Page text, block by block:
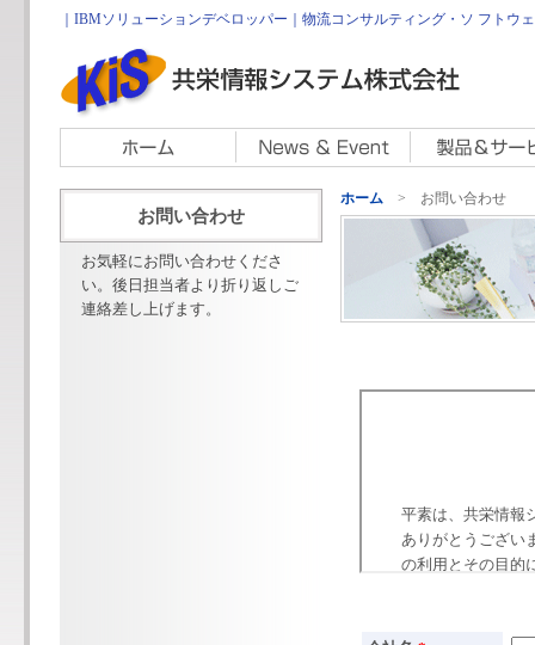
｜IBMソリューションデベロッパー｜物流コンサルティング・ソ フトウ
お問い合わせ
お気軽にお問い合わせくださ
い。後日担当者より折り返しご
連絡差し上げます。
ホーム > お問い合わせ